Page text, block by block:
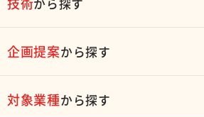
企画提案から探す
対象業種から探す